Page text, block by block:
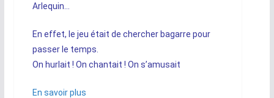
Arlequin…
En effet, le jeu était de chercher bagarre pour
passer le temps.
On hurlait ! On chantait ! On s’amusait
En savoir plus